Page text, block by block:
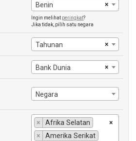
×
Benin
Ingin melihat peringkat?
Jika tidak, pilih satu negara
×
Tahunan
×
Bank Dunia
Negara
×
×
Afrika Selatan
×
Amerika Serikat